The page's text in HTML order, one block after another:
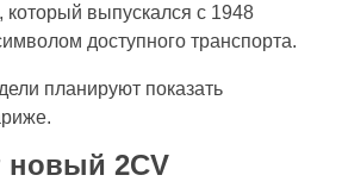
выпускался с 1948
доступного транспорта.
планируют показать
новый 2CV